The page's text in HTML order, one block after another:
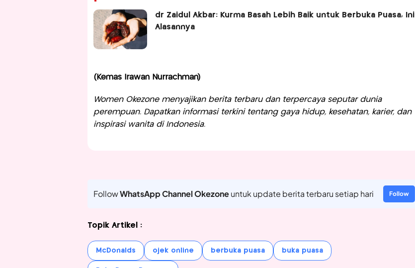
dr Zaidul Akbar: Kurma Basah Lebih Baik untuk Berbuka Puasa, Ini
Alasannya
(Kemas Irawan Nurrachman)
Women Okezone menyajikan berita terbaru dan terpercaya seputar dunia
perempuan. Dapatkan informasi terkini tentang gaya hidup, kesehatan, karier, dan
inspirasi wanita di Indonesia.
FollowWhatsApp Channel Okezoneuntuk update berita terbaru setiap hari Follow
Topik Artikel :
McDonalds ojek online berbuka puasa buka puasa